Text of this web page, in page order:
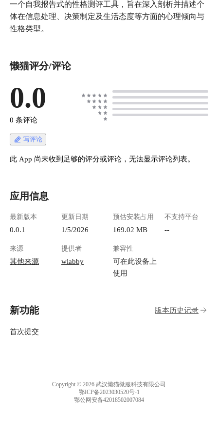
一个自我报告式的性格测评工具，旨在深入剖析并描述个
体在信息处理、决策制定及生活态度等方面的心理倾向与
性格类型。
懒猫评分/评论
0.0
0 条评论
写评论
此 App 尚未收到足够的评分或评论，无法显示评论列表。
应用信息
最新版本
0.0.1
更新日期
1/5/2026
预估安装占用
169.02 MB
不支持平台
--
来源
其他来源
提供者
wlabby
兼容性
可在此设备上
使用
新功能 版本历史记录
首次提交
Copyright © 2026 武汉懒猫微服科技有限公司
鄂ICP备2023030520号-1
鄂公网安备42018502007084